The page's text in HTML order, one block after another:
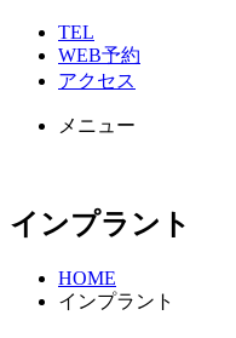
TEL
WEB予約
アクセス
メニュー
インプラント
HOME
インプラント